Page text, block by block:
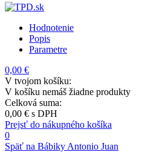
Hodnotenie
Popis
Parametre
0,00 €
V tvojom košíku:
V košíku nemáš žiadne produkty
Celková suma:
0,00 € s DPH
Prejsť do nákupného košíka
0
Späť na Bábiky Antonio Juan